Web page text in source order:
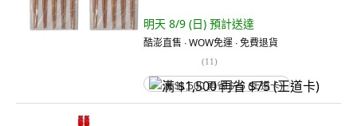
明天 8/9 (日) 預計送達
酷澎直售 ∙ WOW免運 ∙ 免費退貨
(11)
满 $1,500 再省 $75 (王道卡)